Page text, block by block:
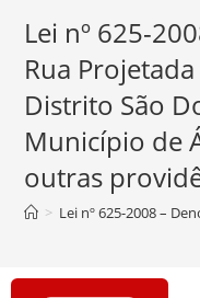
Lei nº 625-
Rua
Distrito São
Município de
outras
> Lei nº 625-2008 –